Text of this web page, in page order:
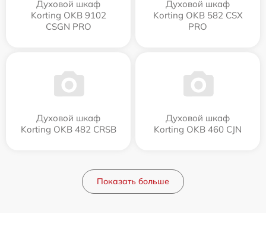
Духовой шкаф
Korting OKB 9102
CSGN PRO
Духовой шкаф
Korting OKB 582 CSX
PRO
Духовой шкаф
Korting OKB 482 CRSB
Духовой шкаф
Korting OKB 460 CJN
Показать больше